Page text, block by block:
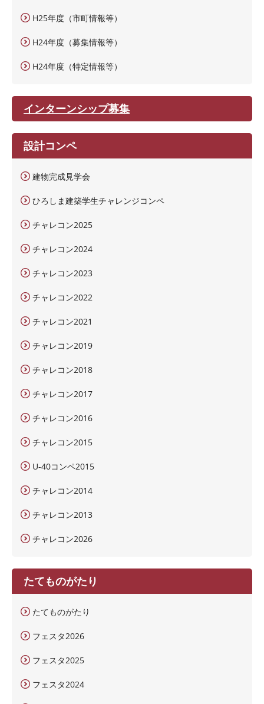
H25年度（市町情報等）
H24年度（募集情報等）
H24年度（特定情報等）
インターンシップ募集
設計コンペ
建物完成見学会
ひろしま建築学生チャレンジコンペ
チャレコン2025
チャレコン2024
チャレコン2023
チャレコン2022
チャレコン2021
チャレコン2019
チャレコン2018
チャレコン2017
チャレコン2016
チャレコン2015
U-40コンペ2015
チャレコン2014
チャレコン2013
チャレコン2026
たてものがたり
たてものがたり
フェスタ2026
フェスタ2025
フェスタ2024